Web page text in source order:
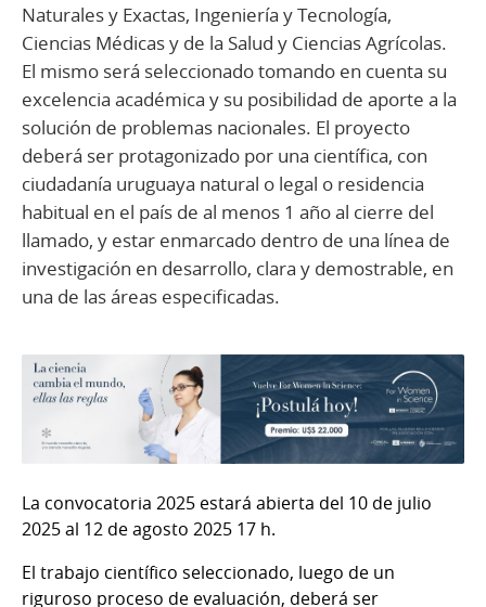
Naturales y Exactas, Ingeniería y Tecnología,
Ciencias Médicas y de la Salud y Ciencias Agrícolas.
El mismo será seleccionado tomando en cuenta su
excelencia académica y su posibilidad de aporte a la
solución de problemas nacionales. El proyecto
deberá ser protagonizado por una científica, con
ciudadanía uruguaya natural o legal o residencia
habitual en el país de al menos 1 año al cierre del
llamado, y estar enmarcado dentro de una línea de
investigación en desarrollo, clara y demostrable, en
una de las áreas especificadas.
La convocatoria 2025 estará abierta del 10 de julio
2025 al 12 de agosto 2025 17 h.
El trabajo científico seleccionado, luego de un
riguroso proceso de evaluación, deberá ser